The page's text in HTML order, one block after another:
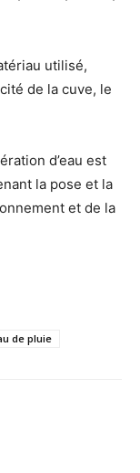
utilisé,
de la cuve, le
d’eau est
la pose et la
et de la
de pluie